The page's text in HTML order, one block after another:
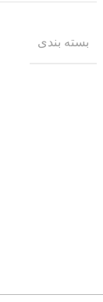
بسته بندی